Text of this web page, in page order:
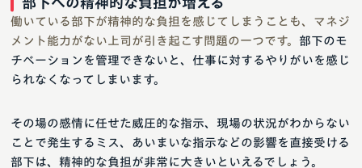
働いている部下が精神的な負担を感じてしまうことも、マネジ
メント能力がない上司が引き起こす問題の一つです。 部下のモ
チベーションを管理できないと、仕事に対するやりがいを感じ
られなくなってしまいます。
その場の感情に任せた威圧的な指示、現場の状況がわからない
ことで発生するミス、あいまいな指示などの影響を直接受ける
部下は、精神的な負担が非常に大きいといえるでしょう。